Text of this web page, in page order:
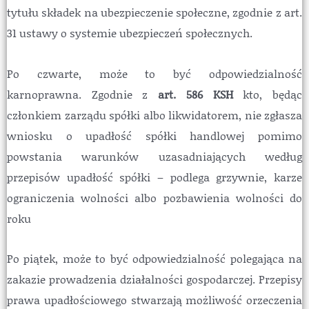
tytułu składek na ubezpieczenie społeczne, zgodnie z art.
31 ustawy o systemie ubezpieczeń społecznych.
Po czwarte, może to być odpowiedzialność
karnoprawna. Zgodnie z art. 586 KSHkto, będąc
członkiem zarządu spółki albo likwidatorem, nie zgłasza
wniosku o upadłość spółki handlowej pomimo
powstania warunków uzasadniających według
przepisów upadłość spółki – podlega grzywnie, karze
ograniczenia wolności albo pozbawienia wolności do
roku
Po piątek, może to być odpowiedzialność polegająca na
zakazie prowadzenia działalności gospodarczej. Przepisy
prawa upadłościowego stwarzają możliwość orzeczenia